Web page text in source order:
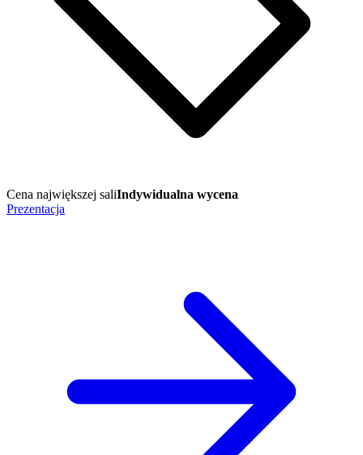
Cena największej saliIndywidualna wycena
Prezentacja